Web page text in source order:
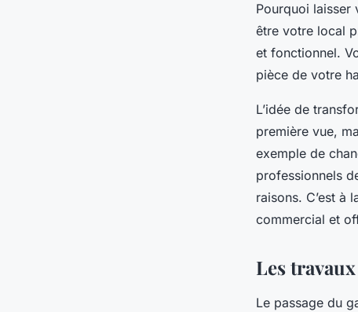
Pourquoi laisser
être votre local
et fonctionnel.
pièce de votre
L’idée de
première vue,
exemple de
professionnels
raisons. C’est à
commercial et
Les
Le passage du